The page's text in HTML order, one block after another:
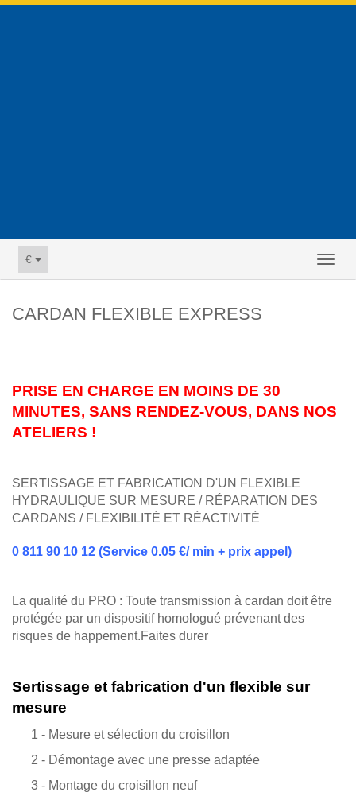
€
CARDAN FLEXIBLE EXPRESS
PRISE EN CHARGE EN MOINS DE 30
MINUTES, SANS RENDEZ-VOUS, DANS NOS
ATELIERS !
SERTISSAGE ET FABRICATION D'UN FLEXIBLE
HYDRAULIQUE SUR MESURE / RÉPARATION DES
CARDANS / FLEXIBILITÉ ET RÉACTIVITÉ
0 811 90 10 12 (Service 0.05 €/ min + prix appel)
La qualité du PRO : Toute transmission à cardan doit être
protégée par un dispositif homologué prévenant des
risques de happement.Faites durer
Sertissage et fabrication d'un flexible sur
mesure
1 - Mesure et sélection du croisillon
2 - Démontage avec une presse adaptée
3 - Montage du croisillon neuf